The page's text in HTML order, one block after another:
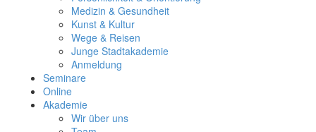
Medizin & Gesundheit
Kunst & Kultur
Wege & Reisen
Junge Stadtakademie
Anmeldung
Seminare
Online
Akademie
Wir über uns